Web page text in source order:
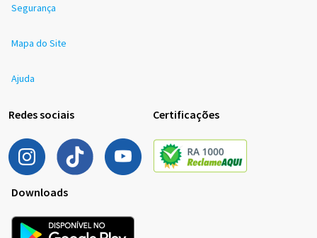
Segurança
Mapa do Site
Ajuda
Redes sociais Certificações
Downloads